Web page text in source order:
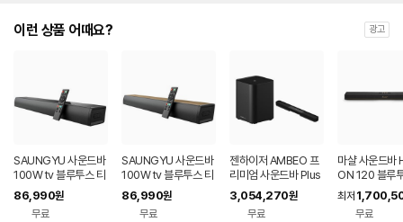
이런 상품 어때요? 광고
SAUNGYU 사운드바
100W tv 블루투스 티
비 스피커 홈시어터 A
RC 옵티컬 USB
86,990원
무료
SAUNGYU 사운드바
100W tv 블루투스 티
비 거실 스피커 홈시어
터 ARC 옵티컬
86,990원
무료
젠하이저 AMBEO 프
리미엄 사운드바 Plus
+ 서브 우퍼
3,054,270원
무료
마샬 사운드바
ON 120 블루
최저
무료